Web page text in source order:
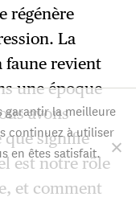
régénère
La
faune revient
une époque
avons
que signifie
est notre rôle
et comment
garantir la meilleure
continuez à utiliser
en êtes satisfait.